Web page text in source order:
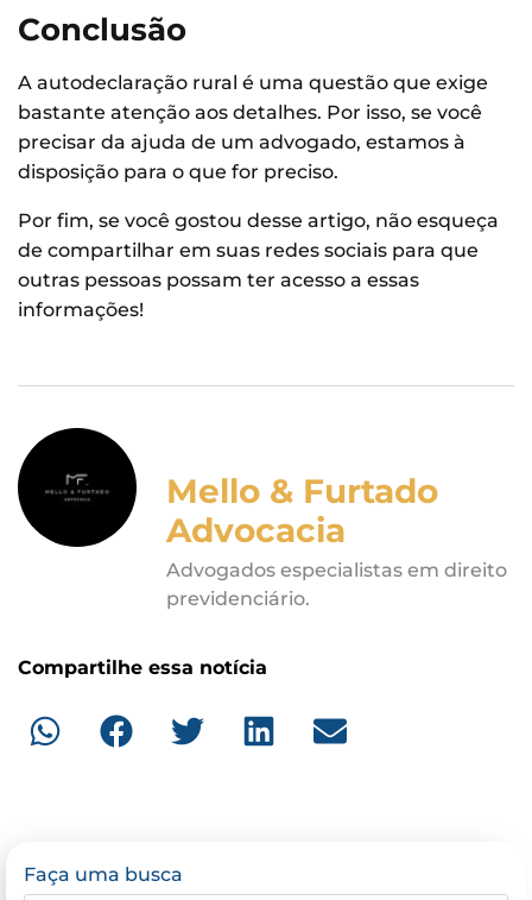
Conclusão
A autodeclaração rural é uma questão que exige
bastante atenção aos detalhes. Por isso, se você
precisar da ajuda de um advogado, estamos à
disposição para o que for preciso.
Por fim, se você gostou desse artigo, não esqueça
de compartilhar em suas redes sociais para que
outras pessoas possam ter acesso a essas
informações!
Mello & Furtado
Advocacia
Advogados especialistas em direito
previdenciário.
Compartilhe essa notícia
Faça uma busca